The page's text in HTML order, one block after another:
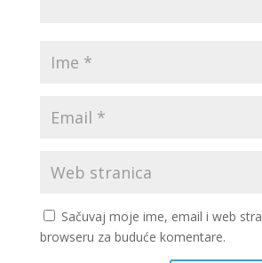
Sačuvaj moje ime, email i web
browseru za buduće komentare.